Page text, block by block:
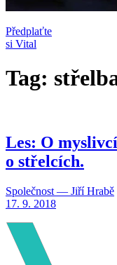
Předplaťte
si Vital
Tag:
Les: O
o střelcích.
Společnost — Jiří Hrabě
17. 9. 2018